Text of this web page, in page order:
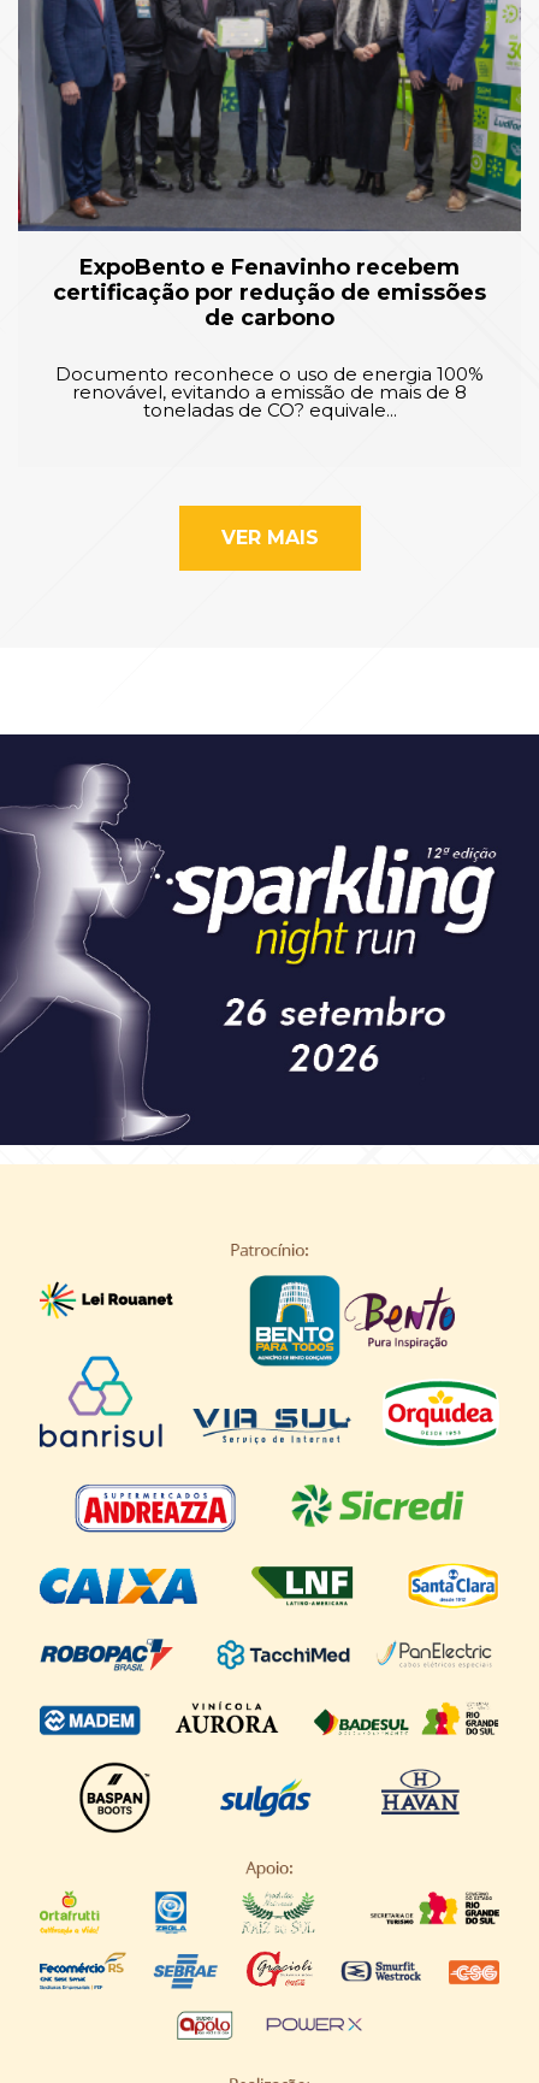
ExpoBento e Fenavinho recebem
certificação por redução de emissões
de carbono
Documento reconhece o uso de energia 100%
renovável, evitando a emissão de mais de 8
toneladas de CO? equivale...
VER MAIS